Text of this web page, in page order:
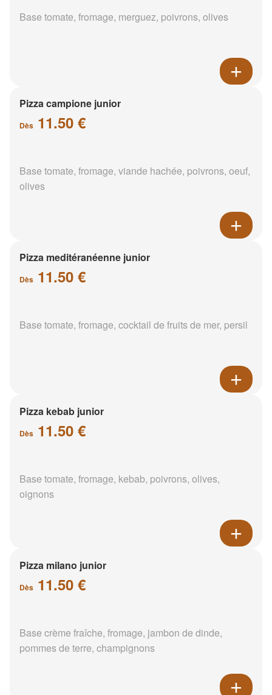
Base tomate, fromage, merguez, poivrons, olives
Pizza campione junior
Dès 11.50 €
Base tomate, fromage, viande hachée, poivrons, oeuf,
olives
Pizza meditéranéenne junior
Dès 11.50 €
Base tomate, fromage, cocktail de fruits de mer, persil
Pizza kebab junior
Dès 11.50 €
Base tomate, fromage, kebab, poivrons, olives,
oignons
Pizza milano junior
Dès 11.50 €
Base crème fraîche, fromage, jambon de dinde,
pommes de terre, champignons